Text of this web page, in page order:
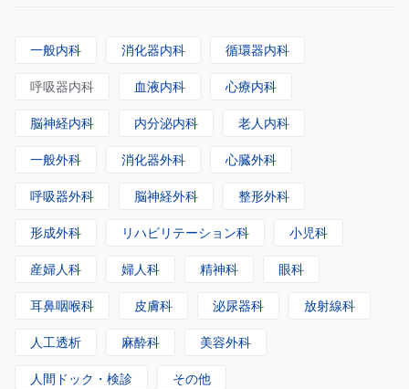
一般内科 消化器内科 循環器内科
呼吸器内科 血液内科 心療内科
脳神経内科 内分泌内科 老人内科
一般外科 消化器外科 心臓外科
呼吸器外科 脳神経外科 整形外科
形成外科 リハビリテーション科 小児科
産婦人科 婦人科 精神科 眼科
耳鼻咽喉科 皮膚科 泌尿器科 放射線科
人工透析 麻酔科 美容外科
人間ドック・検診 その他